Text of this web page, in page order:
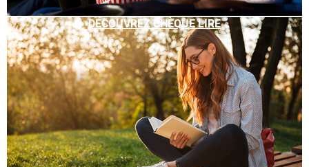
DÉCOUVREZ CHÈQUE LIRE